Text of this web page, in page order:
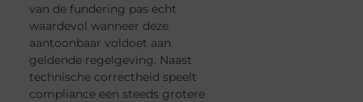
van de fundering pas echt
waardevol wanneer deze
aantoonbaar voldoet aan
geldende regelgeving. Naast
technische correctheid speelt
compliance een steeds grotere